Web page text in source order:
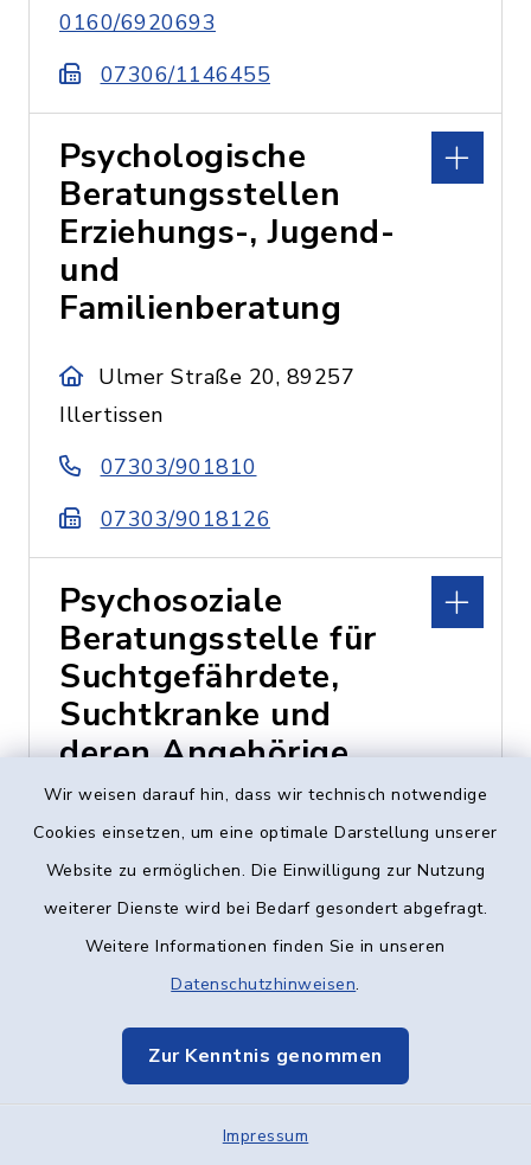
Wir weisen darauf hin, dass wir technisch notwendige
Cookies einsetzen, um eine optimale Darstellung unserer
Website zu ermöglichen. Die Einwilligung zur Nutzung
weiterer Dienste wird bei Bedarf gesondert abgefragt.
Weitere Informationen finden Sie in unseren
Datenschutzhinweisen.
Zur Kenntnis genommen
Impressum
0160/6920693
07306/1146455
Psychologische
Beratungsstellen
Erziehungs-, Jugend-
und
Familienberatung
Ulmer Straße 20, 89257
Illertissen
07303/901810
07303/9018126
Psychosoziale
Beratungsstelle für
Suchtgefährdete,
Suchtkranke und
deren Angehörige
0731/72044
Reha-Sportgruppe im
TV Senden-Ay
(Behindertensportgruppe)